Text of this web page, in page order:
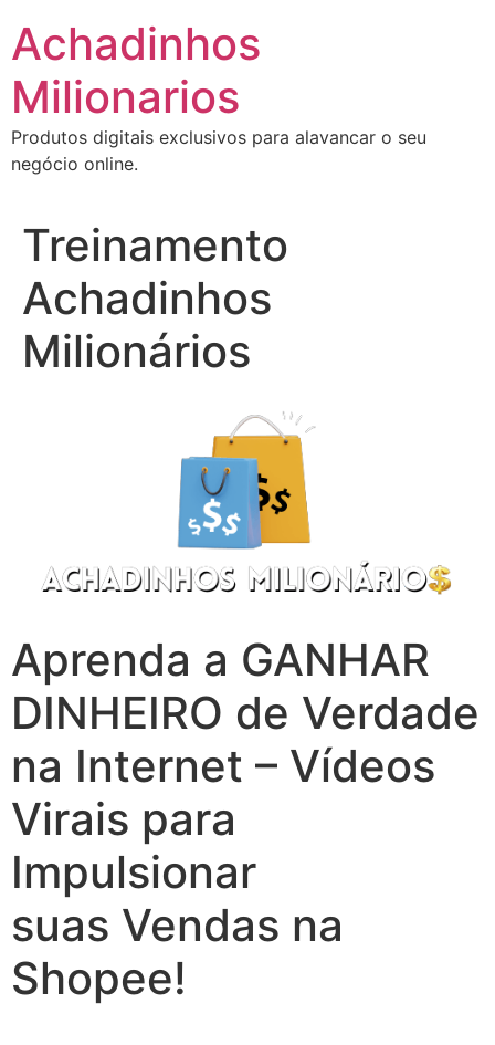
para
conteúdo
Achadinhos
Milionarios
Produtos digitais exclusivos para alavancar o seu
negócio online.
Treinamento
Achadinhos
Milionários
Aprenda a GANHAR
DINHEIRO de Verdade
na Internet – Vídeos
Virais para
Impulsionar
suas Vendas na
Shopee!